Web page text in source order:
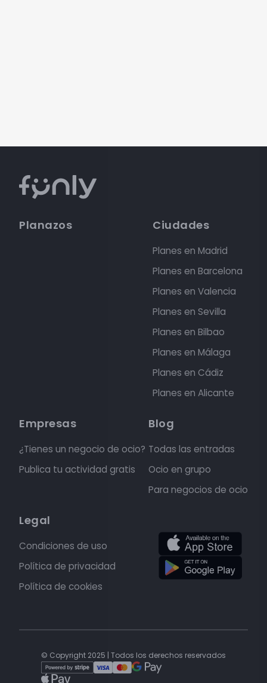
Planazos Ciudades
Planes en Madrid
Planes en Barcelona
Planes en Valencia
Planes en Sevilla
Planes en Bilbao
Planes en Málaga
Planes en Cádiz
Planes en Alicante
Empresas
¿Tienes un negocio de ocio?
Publica tu actividad gratis
Blog
Todas las entradas
Ocio en grupo
Para negocios de ocio
Legal
Condiciones de uso
Política de privacidad
Política de cookies
© Copyright 2025 | Todos los derechos reservados